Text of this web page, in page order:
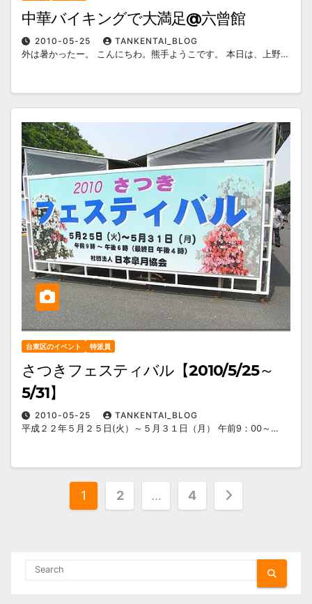
中華バイキングで大満足@六曾館
2010-05-25
TANKENTAI_BLOG
外は暑かったー。 こんにちわ。熊手ようこです。 本日は、上野…
台東区のイベント 特派員
さつきフェスティバル【2010/5/25～
5/31】
2010-05-25
TANKENTAI_BLOG
平成２２年５月２５日(火）～５月３１日（月） 午前9：00～…
投
稿
1 2 … 4